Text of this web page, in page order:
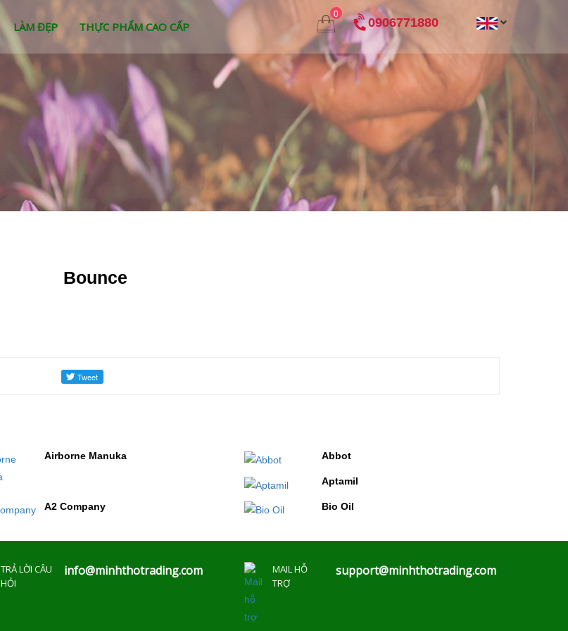
LÀM ĐẸP THỰC PHẨM CAO CẤP
0
0906771880
Bounce
Airborne Manuka Abbot
Aptamil
A2 Company Bio Oil
TRẢ LỜI CÂU
HỎI
info@minhthotrading.com
MAIL HỖ
TRỢ
support@minhthotrading.com